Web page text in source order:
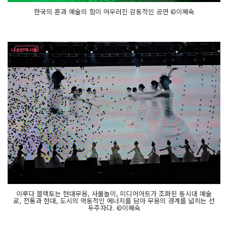
한국의 혼과 예술의 힘이 어우러진 감동적인 공연 ©이혜숙
이루다 블랙토는 현대무용, 사물놀이, 미디어아트가 조화된 동시대 예술
로, 전통과 현대, 도시의 역동적인 에너지를 담아 무용의 경계를 넓히는 선
두주자다. ©이혜숙